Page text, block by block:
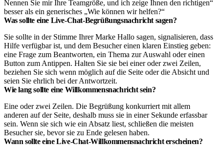
Nennen Sie mir Ihre Teamgröße, und ich zeige Ihnen den richtigen“
besser als ein generisches „Wie können wir helfen?“
Was sollte eine Live-Chat-Begrüßungsnachricht sagen?
Sie sollte in der Stimme Ihrer Marke Hallo sagen, signalisieren, dass
Hilfe verfügbar ist, und dem Besucher einen klaren Einstieg geben:
eine Frage zum Beantworten, ein Thema zur Auswahl oder einen
Button zum Antippen. Halten Sie sie bei einer oder zwei Zeilen,
beziehen Sie sich wenn möglich auf die Seite oder die Absicht und
seien Sie ehrlich bei der Antwortzeit.
Wie lang sollte eine Willkommensnachricht sein?
Eine oder zwei Zeilen. Die Begrüßung konkurriert mit allem
anderen auf der Seite, deshalb muss sie in einer Sekunde erfassbar
sein. Wenn sie sich wie ein Absatz liest, schließen die meisten
Besucher sie, bevor sie zu Ende gelesen haben.
Wann sollte eine Live-Chat-Willkommensnachricht erscheinen?